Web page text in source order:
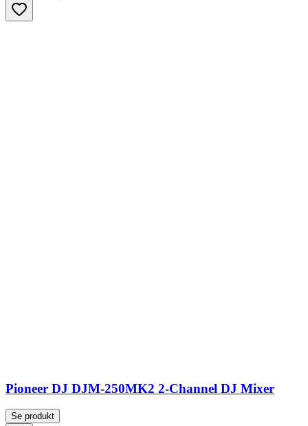
Pioneer DJ DJM-250MK2 2-Channel DJ Mixer
Se produkt